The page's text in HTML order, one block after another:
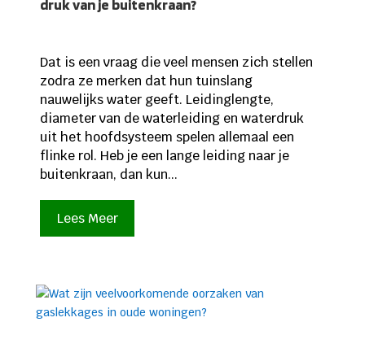
druk van je buitenkraan?
Dat is een vraag die veel mensen zich stellen
zodra ze merken dat hun tuinslang
nauwelijks water geeft. Leidinglengte,
diameter van de waterleiding en waterdruk
uit het hoofdsysteem spelen allemaal een
flinke rol. Heb je een lange leiding naar je
buitenkraan, dan kun...
Lees Meer